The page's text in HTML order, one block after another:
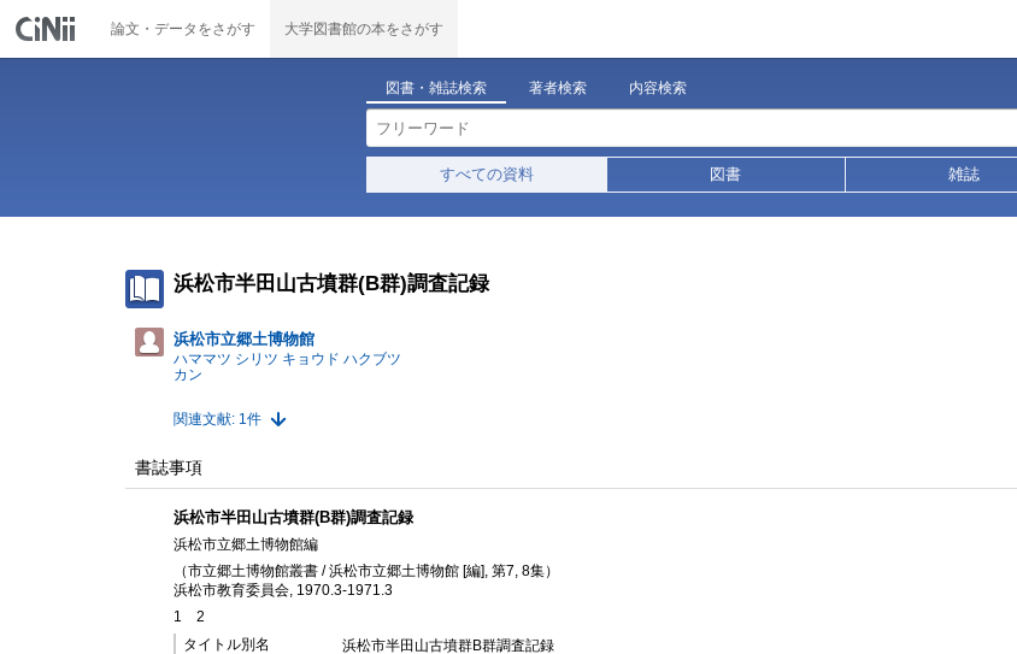
論文・データをさがす 大学図書館の本をさがす
図書・雑誌検索 著者検索 内容検索
すべての資料 図書 雑誌
浜松市半田山古墳群(B群)調査記録
浜松市立郷土博物館
ハママツ シリツ キョウド ハクブツ
カン
関連文献: 1件
書誌事項
浜松市半田山古墳群(B群)調査記録
浜松市立郷土博物館編
（市立郷土博物館叢書 / 浜松市立郷土博物館 [編], 第7, 8集）
浜松市教育委員会, 1970.3-1971.3
1
2
タイトル別名
浜松市半田山古墳群B群調査記録